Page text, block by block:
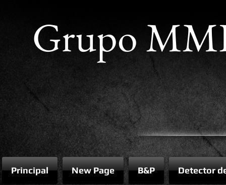
Grupo
Principal New Page B&P Detector